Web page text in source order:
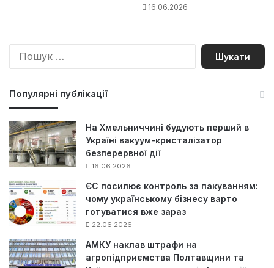
16.06.2026
П
Популярні публікації
На Хмельниччині будують перший в
Україні вакуум-кристалізатор
безперервної дії
16.06.2026
ЄС посилює контроль за пакуванням:
чому українському бізнесу варто
готуватися вже зараз
22.06.2026
АМКУ наклав штрафи на
агропідприємства Полтавщини та